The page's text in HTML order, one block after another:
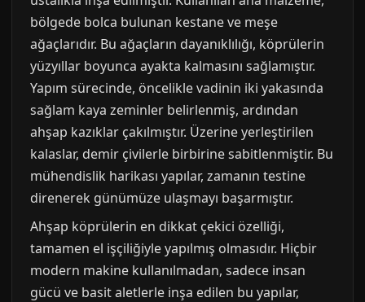
bölgede bolca bulunan kestane ve meşe
ağaçlarıdır. Bu ağaçların dayanıklılığı, köprülerin
yüzyıllar boyunca ayakta kalmasını sağlamıştır.
Yapım sürecinde, öncelikle vadinin iki yakasında
sağlam kaya zeminler belirlenmiş, ardından
ahşap kazıklar çakılmıştır. Üzerine yerleştirilen
kalaslar, demir çivilerle birbirine sabitlenmiştir. Bu
mühendislik harikası yapılar, zamanın testine
direnerek günümüze ulaşmayı başarmıştır.
Ahşap köprülerin en dikkat çekici özelliği,
tamamen el işçiliğiyle yapılmış olmasıdır. Hiçbir
modern makine kullanılmadan, sadece insan
gücü ve basit aletlerle inşa edilen bu yapılar,